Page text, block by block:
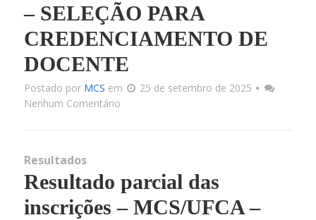
– SELEÇÃO PARA
CREDENCIAMENTO DE
DOCENTE
Postado por MCS em
25 de setembro de 2025
Nenhum Comentário
Resultados
Resultado parcial das
inscrições – MCS/UFCA –